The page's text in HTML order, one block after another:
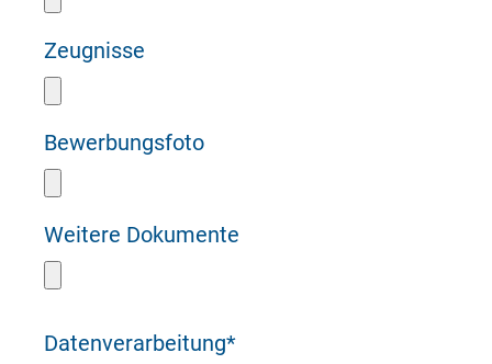
Zeugnisse
Bewerbungsfoto
Weitere Dokumente
Datenverarbeitung*